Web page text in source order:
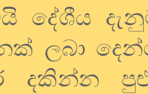
දේශීය
ලබා
දකින්න